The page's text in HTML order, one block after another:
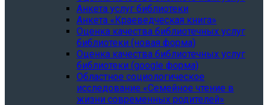
Анкета услуг библиотеки
Анкета «Краеведческая книга»
Oценка качества библиотечных услуг
библиотеки (новая форма)
Oценка качества библиотечных услуг
библиотеки (google форма)
Областное социологическое
исследование «Семейное чтение в
жизни современных родителей»